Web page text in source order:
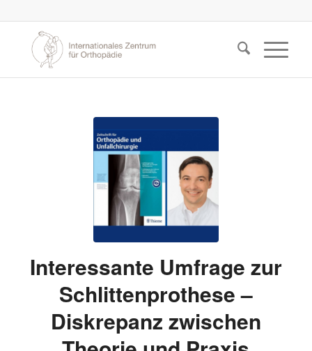
Interessante Umfrage zur
Schlittenprothese –
Diskrepanz zwischen